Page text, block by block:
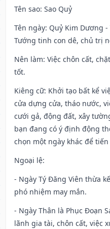
Tên sao: Sao Quỷ
Tên ngày: Quỷ Kim Dương -
Tướng tinh con dê, chủ trị
Nên làm: Việc chôn cất,
tốt.
Kiêng cữ: Khởi tạo bất kể
cửa dựng cửa, tháo nước,
cưới gả, động đất, xây
bạn đang có ý định động
chọn một ngày khác để
Ngoại lệ:
- Ngày Tý Đăng Viên thừa
phó nhiệm may mắn.
- Ngày Thân là Phục Đoạn
lãnh gia tài, chôn cất, việc